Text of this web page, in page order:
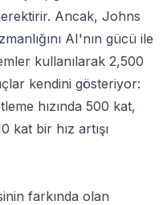
Ancak, Johns
AI'nın gücü ile
kullanılarak 2,500
kendini gösteriyor:
hızında 500 kat,
kat bir hız artışı
farkında olan